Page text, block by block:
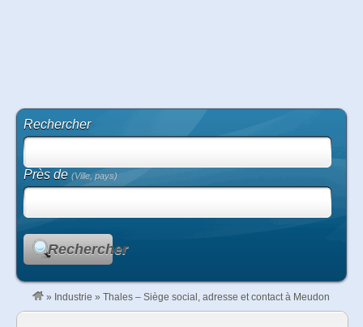
Rechercher
Près de(Ville, pays)
Rechercher
» Industrie » Thales – Siège social, adresse et contact à Meudon